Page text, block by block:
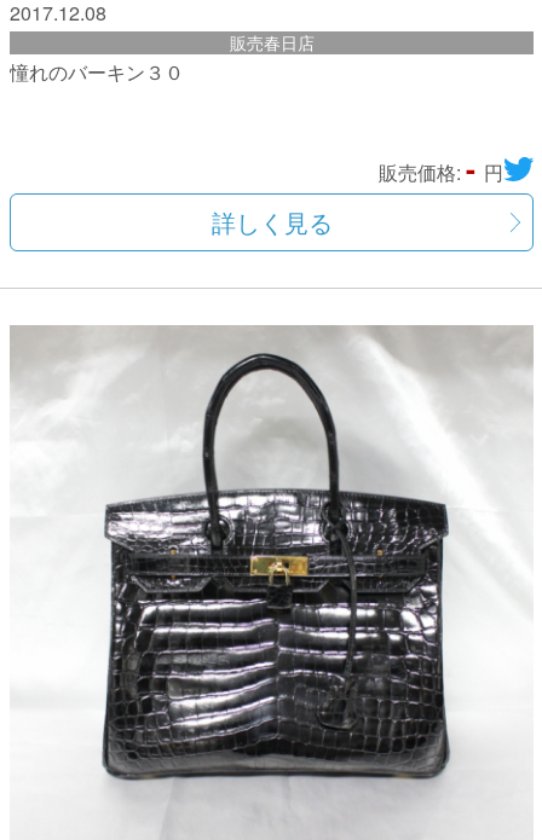
2017.12.08
販売春日店
憧れのバーキン３０
販売価格:- 円
詳しく見る